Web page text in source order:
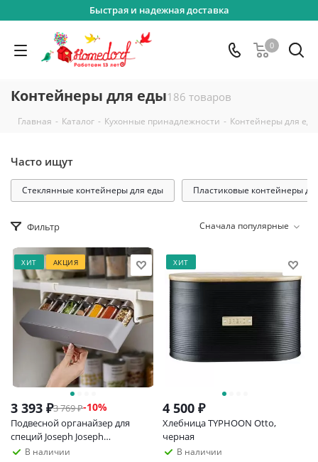
Быстрая и надежная доставка
0
Контейнеры для еды186 товаров
Главная - Каталог - Кухонные принадлежности - Контейнеры для еды
Фильтр Сначала популярные
Часто ищут
Стеклянные контейнеры для еды Пластиковые контейнеры
ХИТ АКЦИЯ
3 393 ₽3 769₽-10%
Подвесной органайзер для
специй Joseph Joseph
CupboardStore
В наличии
ХИТ
4 500 ₽
Хлебница TYPHOON Otto,
черная
В наличии